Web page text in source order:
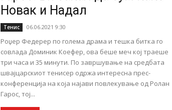
Новак и Надал
Тенис 06.06.2021 9:30
Роџер Федерер по голема драма и тешка битка го
совлада Доминик Коефер, ова беше меч кој траеше
три часа и 35 минути. По завршување на средбата
швајцарскиот тенисер одржа интересна прес-
конференција на која најави повлекување од Ролан
Гарос, тој...